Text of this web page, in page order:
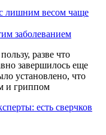
лишним весом чаще
заболеванием
разве что
завершилось еще
установлено, что
и гриппом
есть сверчков